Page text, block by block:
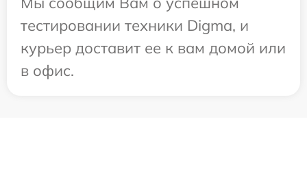
тестировании техники Digma, и
курьер доставит ее к вам домой или
в офис.